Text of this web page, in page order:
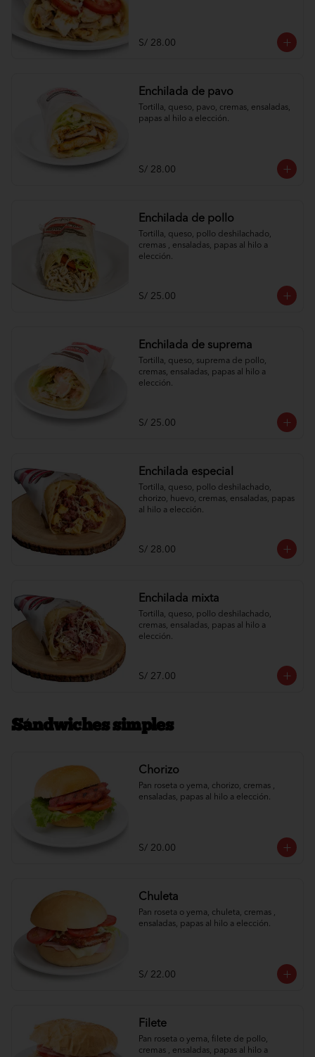
S/ 28.00
Enchilada de pavo
Tortilla, queso, pavo, cremas, ensaladas,
papas al hilo a elección.
S/ 28.00
Enchilada de pollo
Tortilla, queso, pollo deshilachado,
cremas , ensaladas, papas al hilo a
elección.
S/ 25.00
Enchilada de suprema
Tortilla, queso, suprema de pollo,
cremas, ensaladas, papas al hilo a
elección.
S/ 25.00
Enchilada especial
Tortilla, queso, pollo deshilachado,
chorizo, huevo, cremas, ensaladas, papas
al hilo a elección.
S/ 28.00
Enchilada mixta
Tortilla, queso, pollo deshilachado,
cremas, ensaladas, papas al hilo a
elección.
S/ 27.00
Sándwiches simples
Chorizo
Pan roseta o yema, chorizo, cremas ,
ensaladas, papas al hilo a elección.
S/ 20.00
Chuleta
Pan roseta o yema, chuleta, cremas ,
ensaladas, papas al hilo a elección.
S/ 22.00
Filete
Pan roseta o yema, filete de pollo,
cremas , ensaladas, papas al hilo a